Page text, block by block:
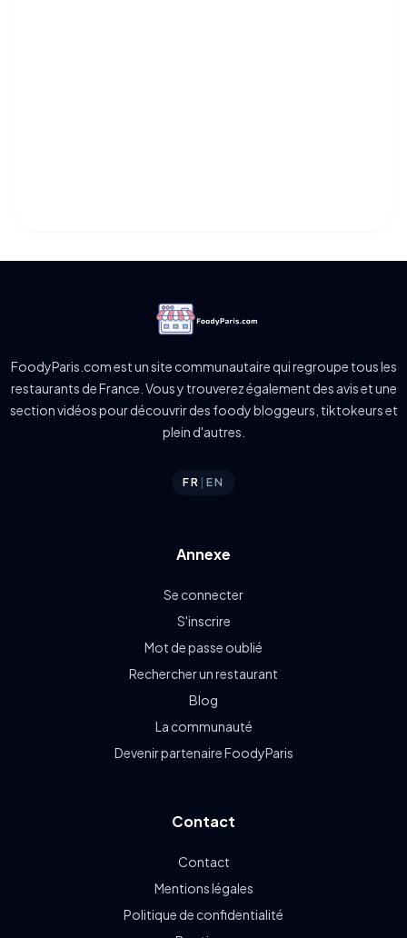
FoodyParis.com est un site communautaire qui regroupe tous les
restaurants de France. Vous y trouverez également des avis et une
section vidéos pour découvrir des foody bloggeurs, tiktokeurs et
plein d'autres.
FR |EN
Annexe
Se connecter
S'inscrire
Mot de passe oublié
Rechercher un restaurant
Blog
La communauté
Devenir partenaire FoodyParis
Contact
Contact
Mentions légales
Politique de confidentialité